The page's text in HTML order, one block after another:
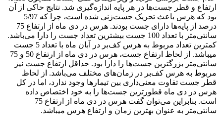
ارتفاع و قطر جست‌ها در هر پایه اندازه‌گیری شد. نتایج حاکی از آن
بود که هرس باعث تحریک جست‌زنی شده است، چرا که 5/97
درصد از پایه‌ها دارای جست بودند. هرس در دی ماه از ارتفاع 75
سانتی‌متر با تعداد 100 جست بیشترین تعداد جست را دارا می‌باشد.
کمترین تعداد مربوط به هرس کف‌بر در آبان ماه با تعداد 5 جست
می‎باشد. از لحاظ ارتفاع جست، هرس در دی ماه از ارتفاع 50 و 75
سانتی‌متر بزرگترین جست‌ها را دارا بود. حداقل ارتفاع جست نیز
مربوط به هرس کف‌بر در زمان‌های مختلف می‌باشد. از لحاظ
قطر جست تفاوت معنی‌داری بین تیمارها وجود ندارد، اما در کل
هرس در دی ماه قطورترین جست‌ها را به خود اختصاص داده
است. بنابراین می‌توان گفت هرس در دی ماه از ارتفاع 75
سانتی‌متر به عنوان بهترین زمان و ارتفاع هرس می‎باشد.